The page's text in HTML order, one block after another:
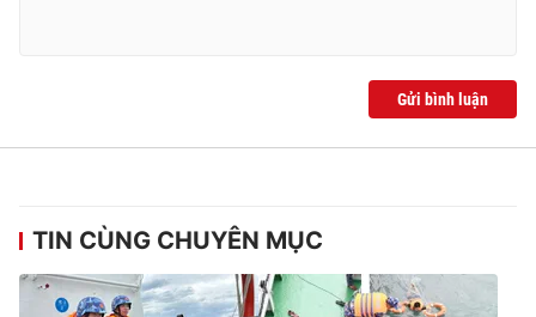
Gửi bình luận
TIN CÙNG CHUYÊN MỤC